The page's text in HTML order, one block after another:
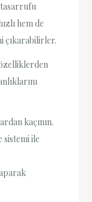
tasarrufu
hem de
çıkarabilirler.
kaçının.
ile